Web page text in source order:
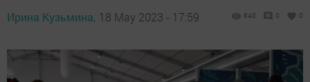
Ирина Кузьмина, 18 May 2023 - 17:59 640 0 0